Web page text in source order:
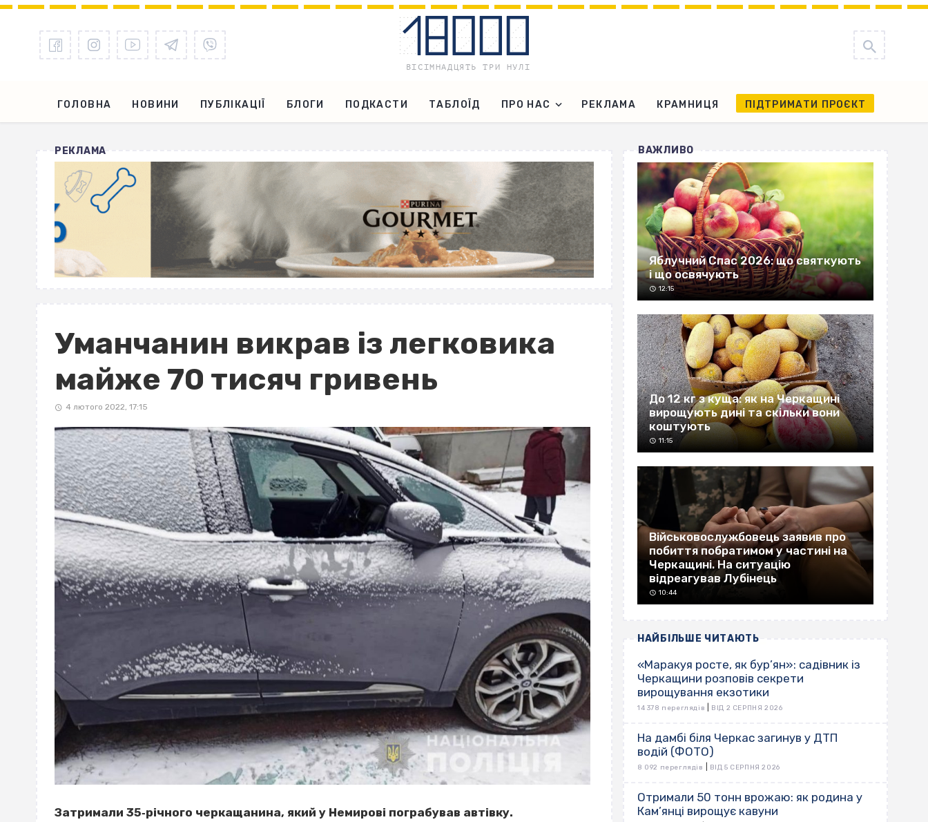
ГОЛОВНА НОВИНИ ПУБЛІКАЦІЇ БЛОГИ ПОДКАСТИ ТАБЛОЇД ПРО НАС РЕКЛАМА КРАМНИЦЯ ПІДТРИМАТИ ПРОЄКТ
РЕКЛАМА
Уманчанин викрав із легковика
майже 70 тисяч гривень
4 лютого 2022, 17:15
Затримали 35‐річного черкащанина, який у Немирові пограбував автівку.
ВАЖЛИВО
Яблучний Спас 2026: що святкують
і що освячують
12:15
До 12 кг з куща: як на Черкащині
вирощують дині та скільки вони
коштують
11:15
Військовослужбовець заявив про
побиття побратимом у частині на
Черкащині. На ситуацію
відреагував Лубінець
10:44
НАЙБІЛЬШЕ ЧИТАЮТЬ
«Маракуя росте, як бур’ян»: садівник із
Черкащини розповів секрети
вирощування екзотики
14 378 переглядів ВІД 2 СЕРПНЯ 2026
На дамбі біля Черкас загинув у ДТП
водій (ФОТО)
8 092 переглядів ВІД 5 СЕРПНЯ 2026
Отримали 50 тонн врожаю: як родина у
Кам’янці вирощує кавуни